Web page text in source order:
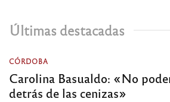
Últimas destacadas
CÓRDOBA
Carolina Basualdo: «No
detrás de las cenizas»